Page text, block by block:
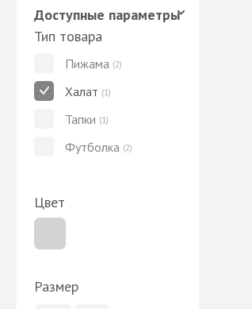
Доступные параметры
Тип товара
Пижама (2)
Халат (1)
Тапки (1)
Футболка (2)
Цвет
Размер